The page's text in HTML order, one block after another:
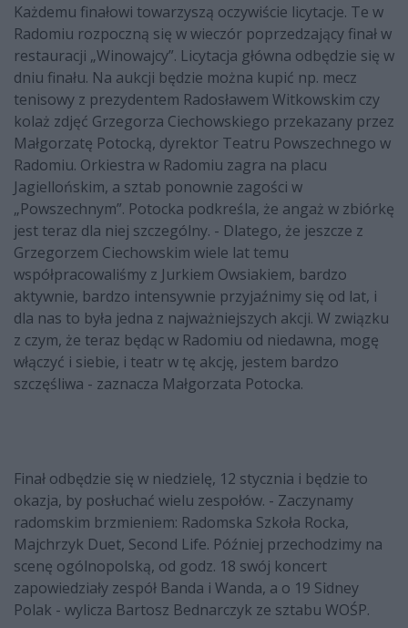
Każdemu finałowi towarzyszą oczywiście licytacje. Te w
Radomiu rozpoczną się w wieczór poprzedzający finał w
restauracji „Winowajcy”. Licytacja główna odbędzie się w
dniu finału. Na aukcji będzie można kupić np. mecz
tenisowy z prezydentem Radosławem Witkowskim czy
kolaż zdjęć Grzegorza Ciechowskiego przekazany przez
Małgorzatę Potocką, dyrektor Teatru Powszechnego w
Radomiu. Orkiestra w Radomiu zagra na placu
Jagiellońskim, a sztab ponownie zagości w
„Powszechnym”. Potocka podkreśla, że angaż w zbiórkę
jest teraz dla niej szczególny. - Dlatego, że jeszcze z
Grzegorzem Ciechowskim wiele lat temu
współpracowaliśmy z Jurkiem Owsiakiem, bardzo
aktywnie, bardzo intensywnie przyjaźnimy się od lat, i
dla nas to była jedna z najważniejszych akcji. W związku
z czym, że teraz będąc w Radomiu od niedawna, mogę
włączyć i siebie, i teatr w tę akcję, jestem bardzo
szczęśliwa - zaznacza Małgorzata Potocka.
Finał odbędzie się w niedzielę, 12 stycznia i będzie to
okazja, by posłuchać wielu zespołów. - Zaczynamy
radomskim brzmieniem: Radomska Szkoła Rocka,
Majchrzyk Duet, Second Life. Później przechodzimy na
scenę ogólnopolską, od godz. 18 swój koncert
zapowiedziały zespół Banda i Wanda, a o 19 Sidney
Polak - wylicza Bartosz Bednarczyk ze sztabu WOŚP.